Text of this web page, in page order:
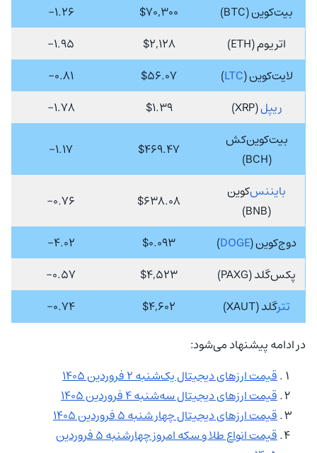
بیت‌کوین (BTC)
$70,300
1.26-
اتریوم (ETH)
$2,128
1.95-
لایت‌کوین (LTC
)
$56.07
0.81-
ریپل(XRP)
$1.39
1.78-
بیت‌کوین‌کش
(BCH)
$469.47
1.17-
بایننس‌کوین
(BNB)
$638.08
0.76-
دوج‌کوین (DOGE
)
$0.093
4.02-
پکس‌گلد (PAXG)
$4,523
0.57-
تتر‌گلد (XAUT) $4,602
0.74-
در ادامه پیشنهاد می‌شود:
‌‏قیمت ارزهای دیجیتال یک‌شنبه 2 فروردین 1405
‌‏قیمت ارزهای دیجیتال سه‌شنبه 4 فروردین 1405
‌‏قیمت ارزهای دیجیتال چهار شنبه 5 فروردین 1405
قیمت انواع طلا و سکه امروز چهارشنبه 5 فروردین